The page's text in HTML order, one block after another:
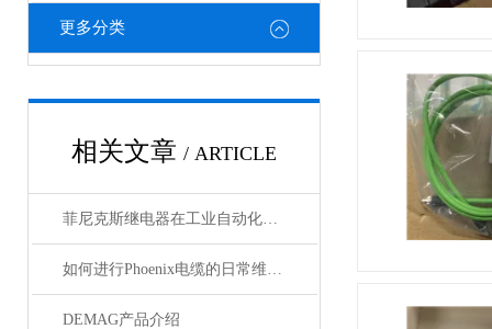
更多分类
相关文章 / ARTICLE
菲尼克斯继电器在工业自动化中的作用
如何进行Phoenix电缆的日常维护和保养？
DEMAG产品介绍